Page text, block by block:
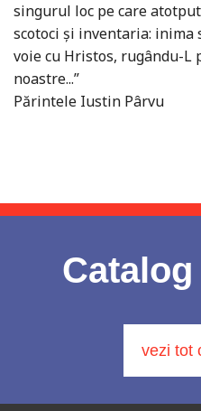
singurul loc pe care
scotoci şi inventaria: inima
voie cu Hristos, rugându-
noastre...”
Părintele Iustin Pârvu
vezi tot